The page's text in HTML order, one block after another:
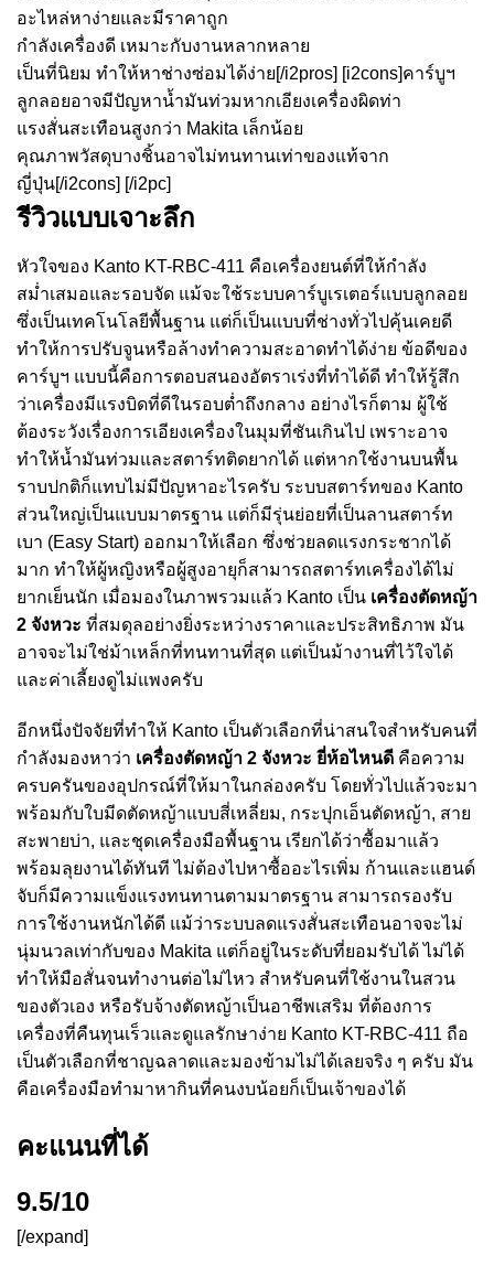
อะไหล่หาง่ายและมีราคาถูก
กำลังเครื่องดี เหมาะกับงานหลากหลาย
เป็นที่นิยม ทำให้หาช่างซ่อมได้ง่าย[/i2pros] [i2cons]คาร์บูฯ
ลูกลอยอาจมีปัญหาน้ำมันท่วมหากเอียงเครื่องผิดท่า
แรงสั่นสะเทือนสูงกว่า Makita เล็กน้อย
คุณภาพวัสดุบางชิ้นอาจไม่ทนทานเท่าของแท้จาก
ญี่ปุ่น[/i2cons] [/i2pc]
รีวิวแบบเจาะลึก
หัวใจของ Kanto KT-RBC-411 คือเครื่องยนต์ที่ให้กำลัง
สม่ำเสมอและรอบจัด แม้จะใช้ระบบคาร์บูเรเตอร์แบบลูกลอย
ซึ่งเป็นเทคโนโลยีพื้นฐาน แต่ก็เป็นแบบที่ช่างทั่วไปคุ้นเคยดี
ทำให้การปรับจูนหรือล้างทำความสะอาดทำได้ง่าย ข้อดีของ
คาร์บูฯ แบบนี้คือการตอบสนองอัตราเร่งที่ทำได้ดี ทำให้รู้สึก
ว่าเครื่องมีแรงบิดที่ดีในรอบต่ำถึงกลาง อย่างไรก็ตาม ผู้ใช้
ต้องระวังเรื่องการเอียงเครื่องในมุมที่ชันเกินไป เพราะอาจ
ทำให้น้ำมันท่วมและสตาร์ทติดยากได้ แต่หากใช้งานบนพื้น
ราบปกติก็แทบไม่มีปัญหาอะไรครับ ระบบสตาร์ทของ Kanto
ส่วนใหญ่เป็นแบบมาตรฐาน แต่ก็มีรุ่นย่อยที่เป็นลานสตาร์ท
เบา (Easy Start) ออกมาให้เลือก ซึ่งช่วยลดแรงกระชากได้
มาก ทำให้ผู้หญิงหรือผู้สูงอายุก็สามารถสตาร์ทเครื่องได้ไม่
ยากเย็นนัก เมื่อมองในภาพรวมแล้ว Kanto เป็น เครื่องตัดหญ้า
2 จังหวะ ที่สมดุลอย่างยิ่งระหว่างราคาและประสิทธิภาพ มัน
อาจจะไม่ใช่ม้าเหล็กที่ทนทานที่สุด แต่เป็นม้างานที่ไว้ใจได้
และค่าเลี้ยงดูไม่แพงครับ
อีกหนึ่งปัจจัยที่ทำให้ Kanto เป็นตัวเลือกที่น่าสนใจสำหรับคนที่
กำลังมองหาว่า เครื่องตัดหญ้า 2 จังหวะ ยี่ห้อไหนดี คือความ
ครบครันของอุปกรณ์ที่ให้มาในกล่องครับ โดยทั่วไปแล้วจะมา
พร้อมกับใบมีดตัดหญ้าแบบสี่เหลี่ยม, กระปุกเอ็นตัดหญ้า, สาย
สะพายบ่า, และชุดเครื่องมือพื้นฐาน เรียกได้ว่าซื้อมาแล้ว
พร้อมลุยงานได้ทันที ไม่ต้องไปหาซื้ออะไรเพิ่ม ก้านและแฮนด์
จับก็มีความแข็งแรงทนทานตามมาตรฐาน สามารถรองรับ
การใช้งานหนักได้ดี แม้ว่าระบบลดแรงสั่นสะเทือนอาจจะไม่
นุ่มนวลเท่ากับของ Makita แต่ก็อยู่ในระดับที่ยอมรับได้ ไม่ได้
ทำให้มือสั่นจนทำงานต่อไม่ไหว สำหรับคนที่ใช้งานในสวน
ของตัวเอง หรือรับจ้างตัดหญ้าเป็นอาชีพเสริม ที่ต้องการ
เครื่องที่คืนทุนเร็วและดูแลรักษาง่าย Kanto KT-RBC-411 ถือ
เป็นตัวเลือกที่ชาญฉลาดและมองข้ามไม่ได้เลยจริง ๆ ครับ มัน
คือเครื่องมือทำมาหากินที่คนงบน้อยก็เป็นเจ้าของได้
คะแนนที่ได้
9.5/10
[/expand]